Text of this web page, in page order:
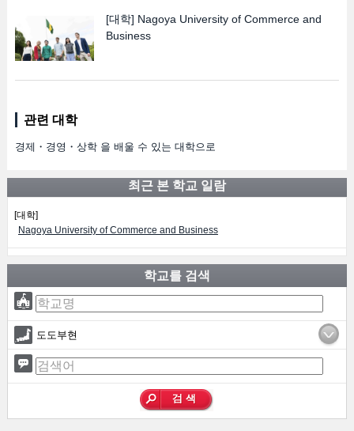
[대학] Nagoya University of Commerce and
Business
관련 대학
경제・경영・상학 을 배울 수 있는 대학으로
최근 본 학교 일람
[대학]
Nagoya University of Commerce and Business
학교를 검색
도도부현